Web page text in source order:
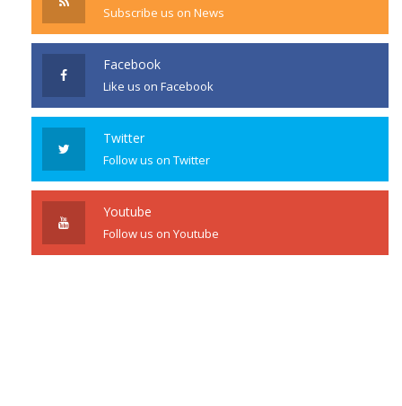
Subscribe us on News
Facebook
Like us on Facebook
Twitter
Follow us on Twitter
Youtube
Follow us on Youtube